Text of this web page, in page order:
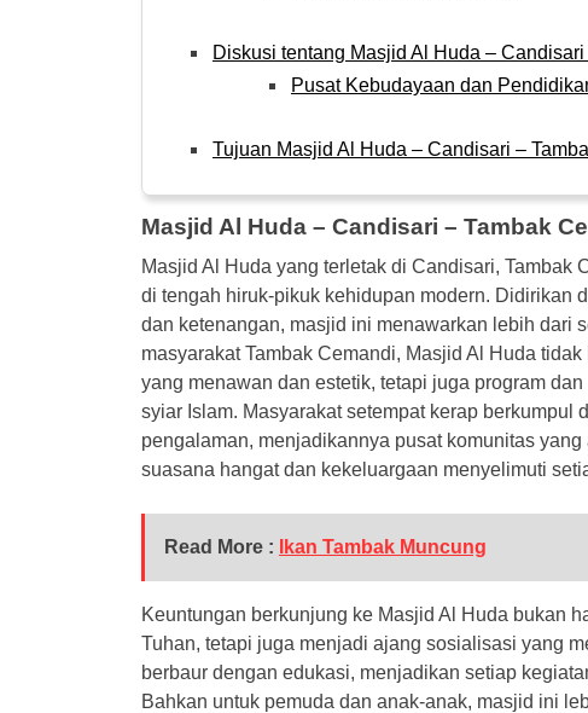
Diskusi tentang Masjid Al Huda –
Pusat Kebudayaan dan
Tujuan Masjid Al Huda – Candisari –
Masjid Al Huda – Candisari – Tambak
Masjid Al Huda yang terletak di Candisari, Tambak
di tengah hiruk-pikuk kehidupan modern. Didirikan
dan ketenangan, masjid ini menawarkan lebih dari
masyarakat Tambak Cemandi, Masjid Al Huda
yang menawan dan estetik, tetapi juga program
syiar Islam. Masyarakat setempat kerap berkumpul
pengalaman, menjadikannya pusat komunitas
suasana hangat dan kekeluargaan menyelimuti
Read More : Ikan Tambak Muncung
Keuntungan berkunjung ke Masjid Al Huda bukan
Tuhan, tetapi juga menjadi ajang sosialisasi yang
berbaur dengan edukasi, menjadikan setiap
Bahkan untuk pemuda dan anak-anak, masjid ini